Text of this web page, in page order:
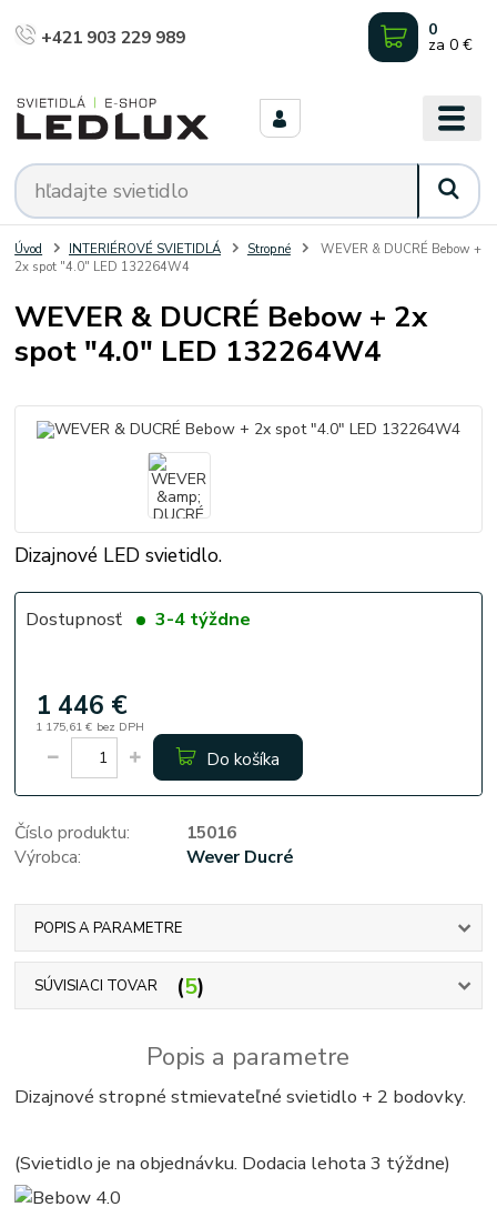
+421 903 229 989 0
za 0 €
Úvod INTERIÉROVÉ SVIETIDLÁ Stropné
WEVER & DUCRÉ Bebow +
2x spot "4.0" LED 132264W4
WEVER & DUCRÉ Bebow + 2x
spot "4.0" LED 132264W4
Dizajnové LED svietidlo.
Dostupnosť 3-4 týždne
1 446 €
1 175,61 € bez DPH
Do košíka
Číslo produktu:
15016
Výrobca:
Wever Ducré
POPIS A PARAMETRE
SÚVISIACI TOVAR 5
Popis a parametre
Dizajnové stropné stmievateľné svietidlo + 2 bodovky.
(Svietidlo je na objednávku. Dodacia lehota 3 týždne)